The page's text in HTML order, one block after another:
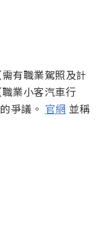
有職業駕照及計
業小客汽車行
爭議。 官網 並稱